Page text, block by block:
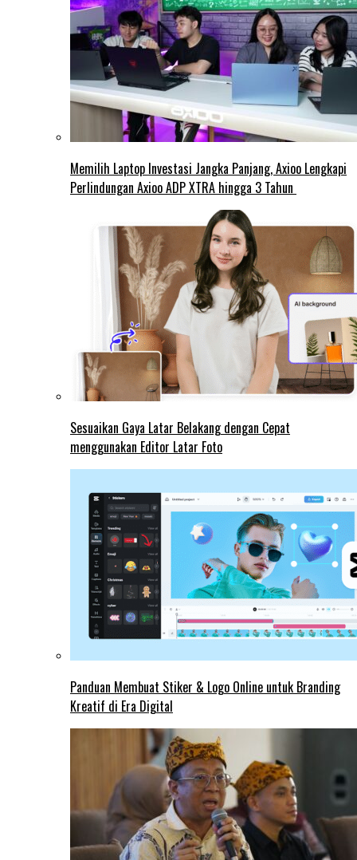
Memilih Laptop Investasi Jangka Panjang, Axioo Lengkapi
Perlindungan Axioo ADP XTRA hingga 3 Tahun
Sesuaikan Gaya Latar Belakang dengan Cepat
menggunakan Editor Latar Foto
Panduan Membuat Stiker & Logo Online untuk Branding
Kreatif di Era Digital